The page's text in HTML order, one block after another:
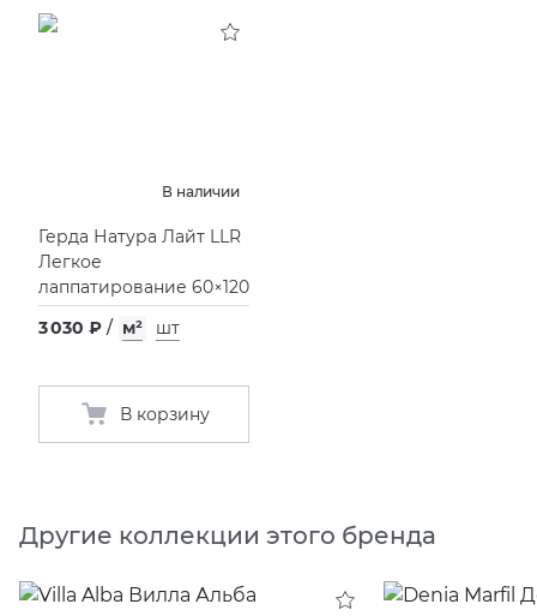
В наличии
Герда Натура Лайт LLR
Легкое
лаппатирование 60×120
3 030 ₽ / м² шт
В корзину
Другие коллекции этого бренда